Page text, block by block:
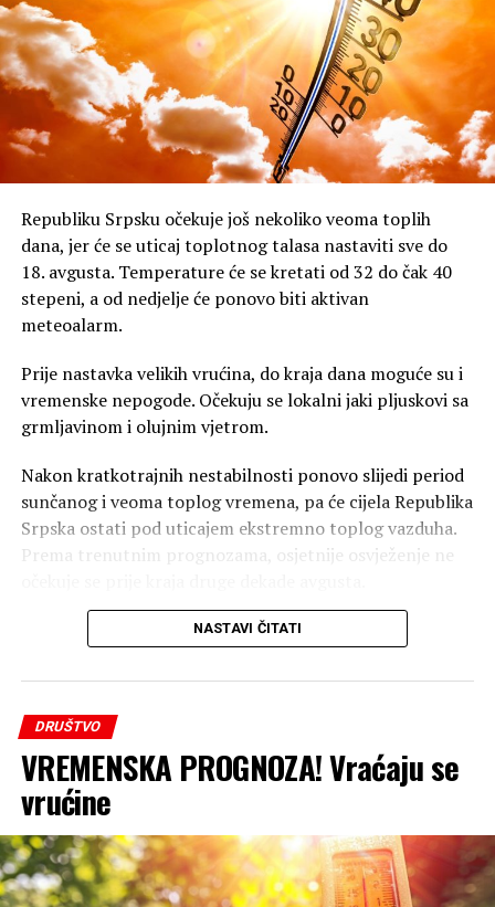
Republiku Srpsku očekuje još nekoliko veoma toplih
dana, jer će se uticaj toplotnog talasa nastaviti sve do
18. avgusta. Temperature će se kretati od 32 do čak 40
stepeni, a od nedjelje će ponovo biti aktivan
meteoalarm.
Prije nastavka velikih vrućina, do kraja dana moguće su i
vremenske nepogode. Očekuju se lokalni jaki pljuskovi sa
grmljavinom i olujnim vjetrom.
Nakon kratkotrajnih nestabilnosti ponovo slijedi period
sunčanog i veoma toplog vremena, pa će cijela Republika
Srpska ostati pod uticajem ekstremno toplog vazduha.
Prema trenutnim prognozama, osjetnije osvježenje ne
„Blaži pad temperature očekuje se tek krajem druge
određen u narednim prognozama“, navode iz
Republičkog hidrometeorološkog zavoda Republike
Srpske, prenosi Srpskainfo.
Građane tako očekuje još najmanje desetak dana visokih
temperatura, uz vrijednosti koje će u najtoplijem dijelu
dana u pojedinim krajevima dostizati 40 stepeni.
NASTAVI ČITATI
DRUŠTVO
VREMENSKA PROGNOZA! Vraćaju se
vrućine